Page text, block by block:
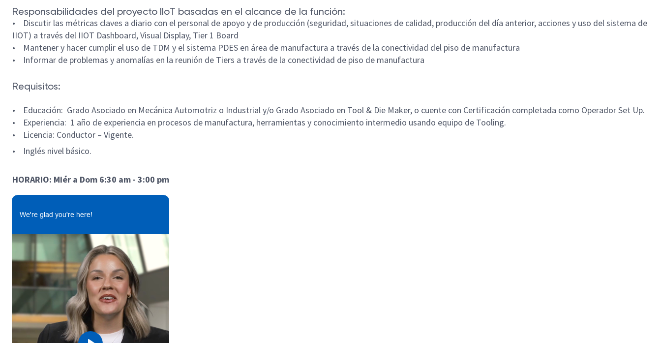
Responsabilidades del proyecto IIoT basadas en el alcance de la función:
• Discutir las métricas claves a diario con el personal de apoyo y de producción (seguridad, situaciones de calidad, producción del día anterior, acciones y uso del sistema de
IIOT) a través del IIOT Dashboard, Visual Display, Tier 1 Board
• Mantener y hacer cumplir el uso de TDM y el sistema PDES en área de manufactura a través de la conectividad del piso de manufactura
• Informar de problemas y anomalías en la reunión de Tiers a través de la conectividad de piso de manufactura
Requisitos:
• Educación: Grado Asociado en Mecánica Automotriz o Industrial y/o Grado Asociado en Tool & Die Maker, o cuente con Certificación completada como Operador Set Up.
• Experiencia: 1 año de experiencia en procesos de manufactura, herramientas y conocimiento intermedio usando equipo de Tooling.
• Licencia: Conductor – Vigente.
• Inglés nivel básico.
HORARIO: Miér a Dom 6:30 am - 3:00 pm
We're glad you're here!